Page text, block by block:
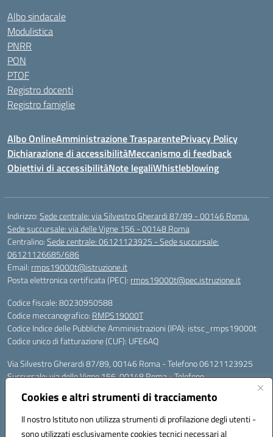
Cookies e altri strumenti di tracciamento
Il nostro Istituto non utilizza strumenti di profilazione degli utenti -
sono utilizzati esclusivamente cookies tecnici necessari al
Albo sindacale
Modulistica
PNRR
PON
PTOF
Registro docenti
Registro famiglie
Albo OnlineAmministrazione TrasparentePrivacy Policy
Dichiarazione di accessibilitàMeccanismo di feedback
Obiettivi di accessibilitàNote legaliWhistleblowing
Indirizzo:Sede centrale: via Silvestro Gherardi 87/89 - 00146 Roma.
Sede succursale: via delle Vigne 156 - 00148 Roma
Centralino:Sede centrale: 06121123925 - Sede succursale:
06121126685/686
Email: rmps19000t@istruzione.it
Posta elettronica certificata (PEC): rmps19000t@pec.istruzione.it
Codice fiscale: 80230950588
Codice meccanografico: RMPS19000T
Codice Indice delle Pubbliche Amministrazioni (IPA): istsc_rmps19000t
Codice unico di fatturazione (CUF): UFE6AQ
Via Silvestro Gherardi 87/89, 00146 Roma - Telefono 06121123925
Succursale: via delle Vigne 156, 00148 Roma - Telefono
Mail: rmps19000t@istruzione.it - PEC: rmps19000t@pec.istruzione.it
Per contatti con il Dirigente Scolastico, utilizzare esclusivamente